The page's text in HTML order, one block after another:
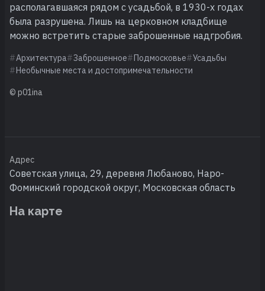
располагавшаяся рядом с усадьбой, в 1930-х годах
была разрушена. Лишь на церковном кладбище
можно встретить старые заброшенные надгробия.
Архитектура Заброшенное Подмосковье
Усадьбы
Необычные места и достопримечательности
© p01ina
Адрес
Советская улица, 29, деревня Любаново, Наро-
Фоминский городской округ, Московская область
На карте